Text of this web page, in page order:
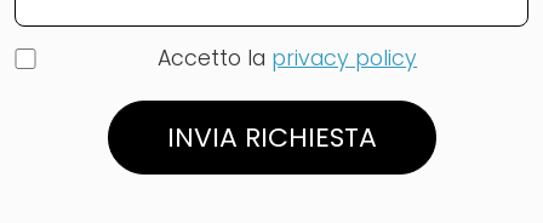
Accetto la privacy policy
INVIA RICHIESTA